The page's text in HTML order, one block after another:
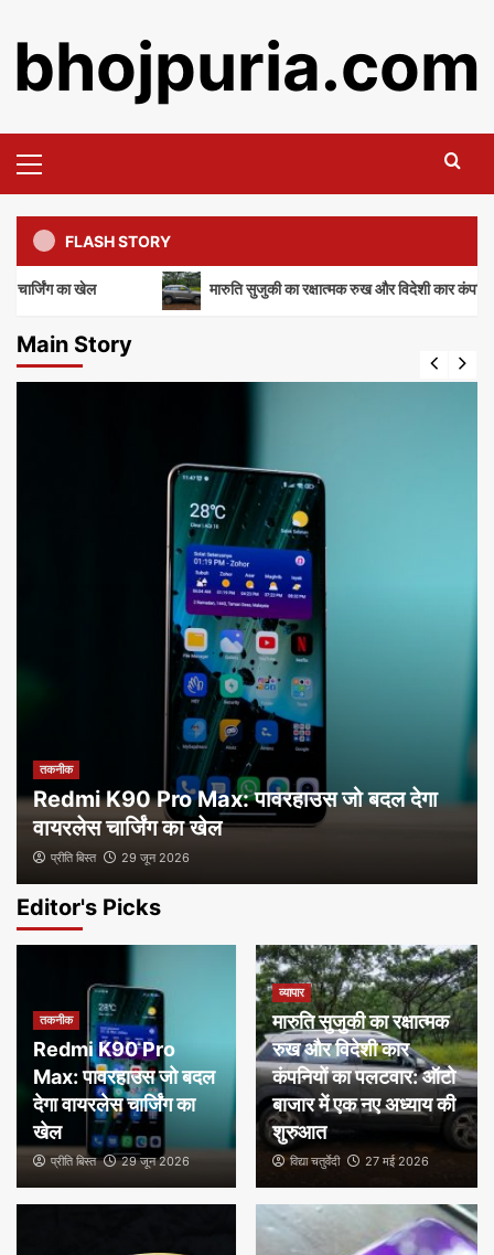
content
bhojpuria.com
Menu
FLASH STORY
मारुति सुजुकी का रक्षात्मक रुख और विदेशी कार कंपनियों का
Main Story
तकनीक
Redmi K90 Pro Max: पावरहाउस जो बदल देगा
वायरलेस चार्जिंग का खेल
प्रीति बिस्त 29 जून 2026
Editor's Picks
तकनीक
Redmi K90 Pro
Max: पावरहाउस जो बदल
देगा वायरलेस चार्जिंग का
खेल
प्रीति बिस्त 29 जून 2026
व्यापार
मारुति सुजुकी का रक्षात्मक
रुख और विदेशी कार
कंपनियों का पलटवार: ऑटो
बाजार में एक नए अध्याय की
शुरुआत
विद्या चतुर्वेदी 27 मई 2026